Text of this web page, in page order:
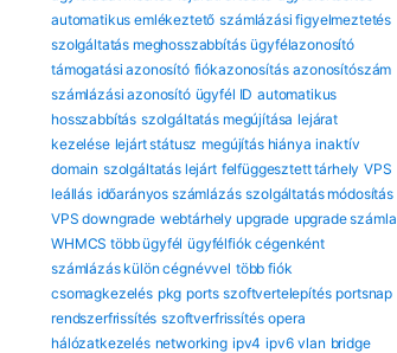
automatikus emlékeztető számlázási figyelmeztetés
szolgáltatás meghosszabbítás ügyfélazonosító
támogatási azonosító fiókazonosítás azonosítószám
számlázási azonosító ügyfél ID automatikus
hosszabbítás szolgáltatás megújítása lejárat
kezelése lejárt státusz megújítás hiánya inaktív
domain szolgáltatás lejárt felfüggesztett tárhely VPS
leállás időarányos számlázás szolgáltatás módosítás
VPS downgrade webtárhely upgrade upgrade számla
WHMCS több ügyfél ügyfélfiók cégenként
számlázás külön cégnévvel több fiók
csomagkezelés pkg ports szoftvertelepítés portsnap
rendszerfrissítés szoftverfrissítés opera
hálózatkezelés networking ipv4 ipv6 vlan bridge